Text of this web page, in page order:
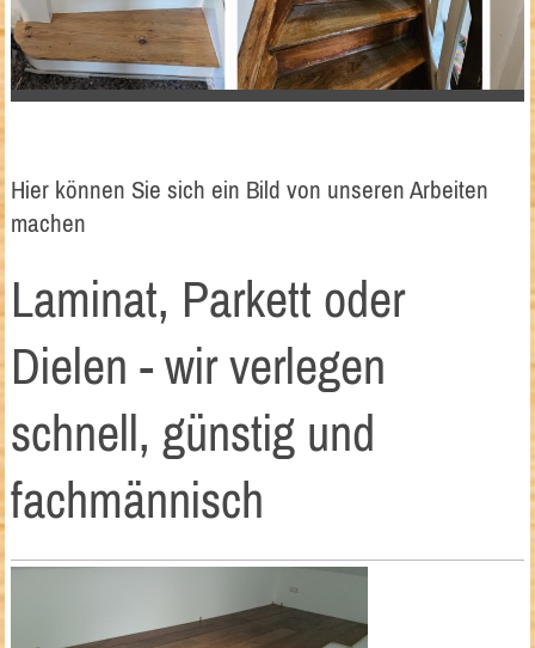
Hier können Sie sich ein Bild von unseren Arbeiten
machen
Laminat, Parkett oder
Dielen - wir verlegen
schnell, günstig und
fachmännisch